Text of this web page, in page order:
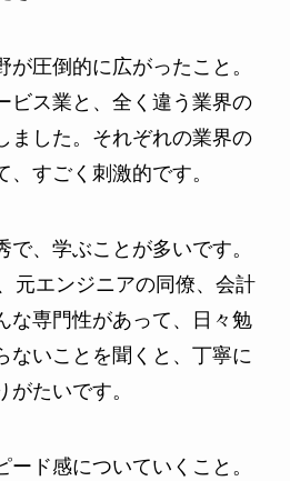
が圧倒的に広がったこと。
ビス業と、全く違う業界の
ました。それぞれの業界の
すごく刺激的です。
、学ぶことが多いです。
元エンジニアの同僚、会計
専門性があって、日々勉
ないことを聞くと、丁寧に
たいです。
ド感についていくこと。